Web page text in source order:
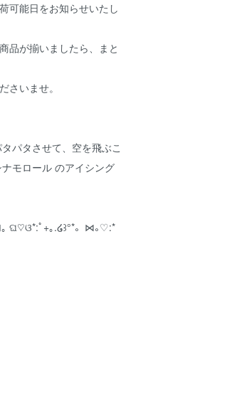
可能日をお知らせいたし
品が揃いましたら、まと
さいませ。
パタさせて、空を飛ぶこ
モロール のアイシング
ଘ♡ଓ*:ﾟ+｡.໒꒱°*。⋈｡♡:*